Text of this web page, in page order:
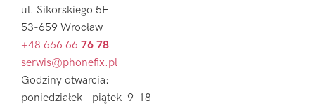
ul. Sikorskiego 5F
53-659 Wrocław
+48 666 66 76 78
serwis@phonefix.pl
Godziny otwarcia:
poniedziałek – piątek 9-18